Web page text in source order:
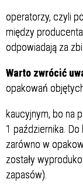
operatorzy, czyli
między
odpowiadają za
Warto zwrócić
opakowań
kaucyjnym, bo na
1 października.
zarówno w
zostały
zapasów).